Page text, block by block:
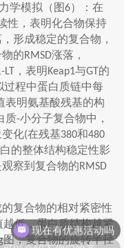
学模拟（图6）：在
性，表明化合物保持
形成稳定的复合物，
的RMSD涨落，
，表明 Keap1与GT 的
过程中蛋白质链中每
表明氨基酸残基的构
质-小分子复合物中，
变化(在残基380和480
的整体结构稳定性影
察到复合物的RMSD
复合物的相对紧密性
越低，蛋白质结构越紧
图，复合物的旋转半径
可以介绍下你们的产品么